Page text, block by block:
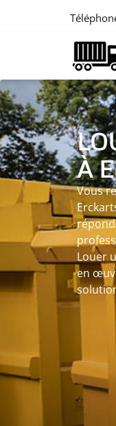
À
Vous
Louer
en